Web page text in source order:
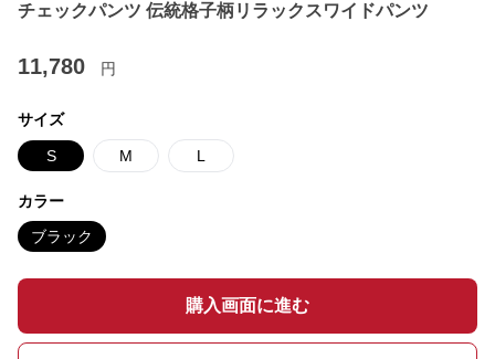
チェックパンツ 伝統格子柄リラックスワイドパンツ
11,780 円
サイズ
S M L
カラー
ブラック
購入画面に進む